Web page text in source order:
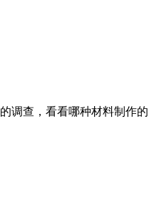
调查，看看哪种材料制作的